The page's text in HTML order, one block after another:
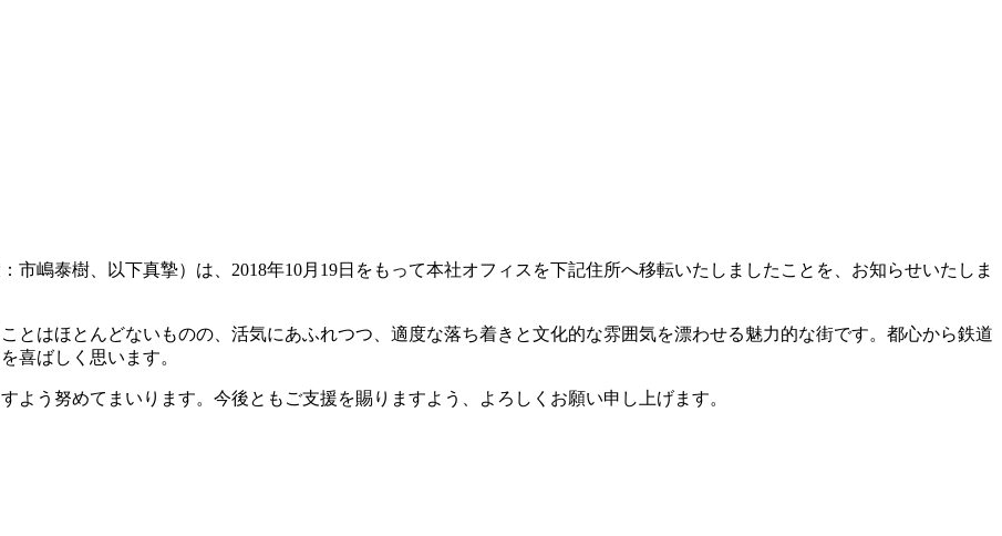
市嶋泰樹、以下真摯）は、2018年10月19日をもって本社オフィスを下記住所へ移転いたしましたことを、お知らせいたしま
とはほとんどないものの、活気にあふれつつ、適度な落ち着きと文化的な雰囲気を漂わせる魅力的な街です。都心から鉄道
喜ばしく思います。
よう努めてまいります。今後ともご支援を賜りますよう、よろしくお願い申し上げます。